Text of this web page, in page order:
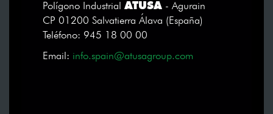
Polígono Industrial ATUSA
- Agurain
CP 01200 Salvatierra Álava (España)
Teléfono: 945 18 00 00
Email: info.spain@atusagroup.com